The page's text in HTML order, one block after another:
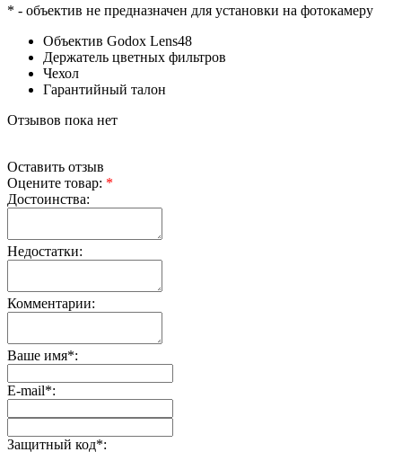
* - объектив не предназначен для установки на фотокамеру
Объектив Godox Lens48
Держатель цветных фильтров
Чехол
Гарантийный талон
Отзывов пока нет
Оставить отзыв
Оцените товар: *
Достоинства:
Недостатки:
Комментарии:
Ваше имя*:
E-mail*:
Защитный код*: